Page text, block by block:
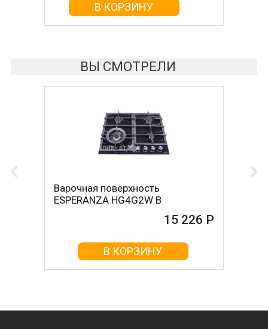
В КОРЗИНУ
В КОРЗИНУ
ВЫ СМОТРЕЛИ
Варочная поверхность
ESPERANZA HG4G2W B
15 226 Р
В КОРЗИНУ